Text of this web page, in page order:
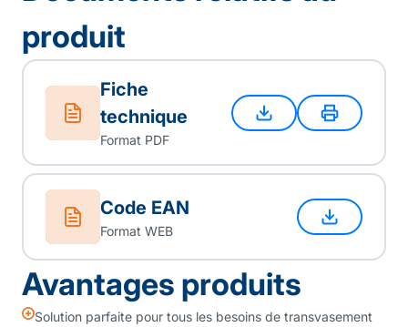
produit
Fiche
technique
Format PDF
Code EAN
Format WEB
Avantages produits
Solution parfaite pour tous les besoins de transvasement